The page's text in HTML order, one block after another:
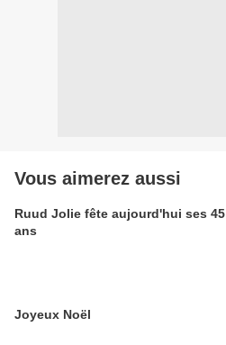
Vous aimerez aussi
Ruud Jolie fête aujourd'hui ses 45
ans
Joyeux Noël